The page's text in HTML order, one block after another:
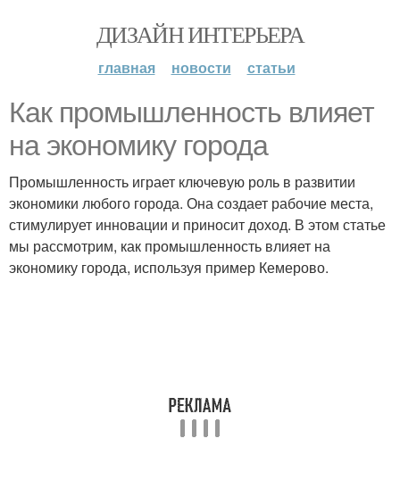
ДИЗАЙН ИНТЕРЬЕРА
главная новости статьи
Как промышленность влияет
на экономику города
Промышленность играет ключевую роль в развитии
экономики любого города. Она создает рабочие места,
стимулирует инновации и приносит доход. В этом статье
мы рассмотрим, как промышленность влияет на
экономику города, используя пример Кемерово.